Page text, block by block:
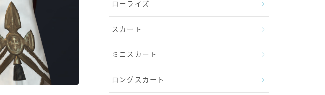
ローライズ
スカート
ミニスカート
ロングスカート